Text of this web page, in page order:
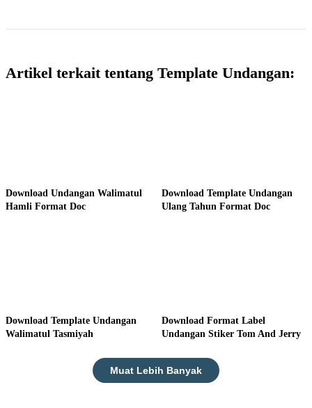
Artikel terkait tentang Template Undangan:
Download Undangan Walimatul
Hamli Format Doc
Download Template Undangan
Ulang Tahun Format Doc
Download Template Undangan
Walimatul Tasmiyah
Download Format Label
Undangan Stiker Tom And Jerry
Muat Lebih Banyak